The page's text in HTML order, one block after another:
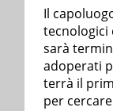
Il
tecnologici
sarà
adoperati
terrà il
per